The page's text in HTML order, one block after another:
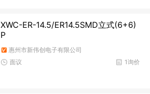
XWC-ER-14.5/ER14.5SMD立式(6+6)
P
惠州市新伟创电子有限公司
1询价
面议